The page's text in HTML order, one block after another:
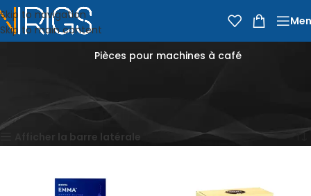
Skip to navigation
Skip to main content
Pièces pour machines à café
2 résultats affichés
Afficher la barre latérale